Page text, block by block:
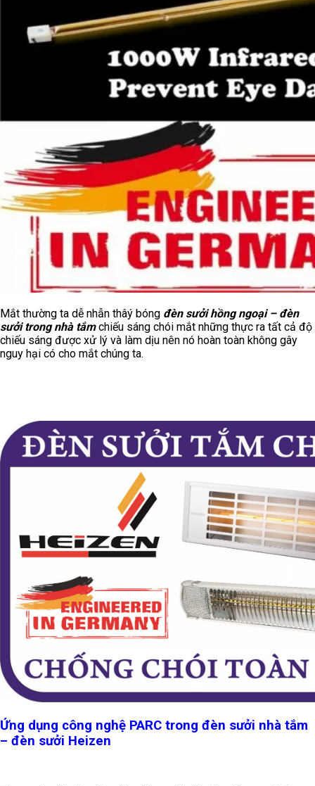
Mắt thường ta dễ nhẫn thâý bóng đèn sưởi hồng ngoại – đèn
sưởi trong nhà tắmchiếu sáng chói mắt những thực ra tất cả độ
chiếu sáng được xử lý và làm dịu nên nó hoàn toàn không gây
nguy hại có cho mắt chúng ta.
Ứng dụng công nghệ PARC trong đèn sưởi nhà tắm
– đèn sưởi Heizen